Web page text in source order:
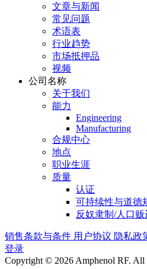
文章与新闻
常见问题
术语表
行业趋势
市场抵押品
视频
公司名称
关于我们
能力
Engineering
Manufacturing
合规中心
地点
职业生涯
质量
认证
可持续性与道德
反奴隶制/人口贩
销售条款与条件 用户协议 隐私政
登录
Copyright © 2026 Amphenol RF. All